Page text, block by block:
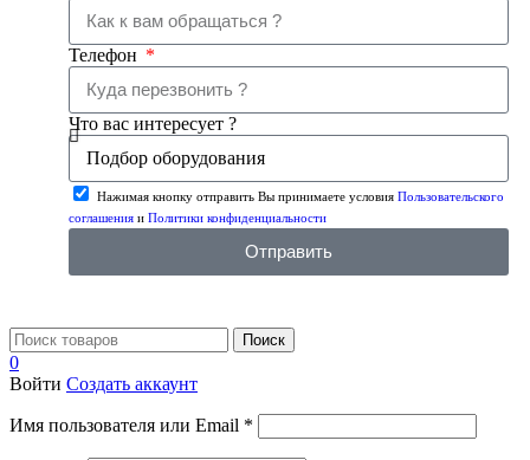
Телефон
Что вас интересует ?
Нажимая кнопку отправить Вы принимаете условия Пользовательского
соглашения и Политики конфиденциальности
Отправить
Поиск
0
Войти Создать аккаунт
Имя пользователя или Email *